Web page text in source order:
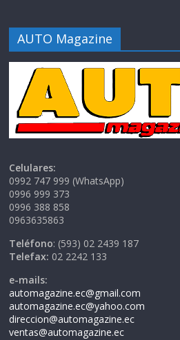
AUTO Magazine
Celulares:
0992 747 999 (WhatsApp)
0996 999 373
0996 388 858
0963635863
Teléfono: (593) 02 2439 187
Telefax: 02 2242 133
e-mails:
automagazine.ec@gmail.com
automagazine.ec@yahoo.com
direccion@automagazine.ec
ventas@automagazine.ec